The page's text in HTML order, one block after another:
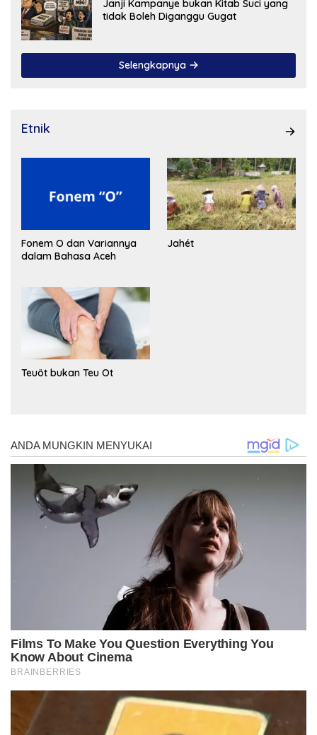
Janji Kampanye bukan Kitab Suci yang
tidak Boleh Diganggu Gugat
Selengkapnya
Etnik
Fonem O dan Variannya
dalam Bahasa Aceh
Jahét
Teuöt bukan Teu Ot